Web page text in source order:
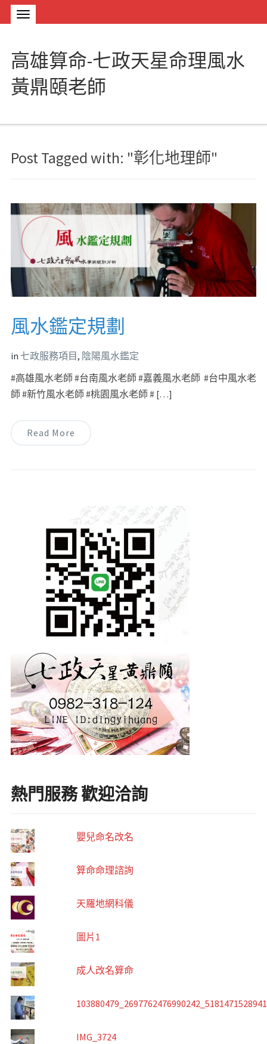
高雄算命-七政天星命理風水
黃鼎頤老師
Post Tagged with: "彰化地理師"
風水鑑定規劃
in 七政服務項目 , 陰陽風水鑑定
#高雄風水老師 #台南風水老師 #嘉義風水老師 #台中風水老
師 #新竹風水老師 #桃園風水老師 # […]
Read More
熱門服務 歡迎洽詢
嬰兒命名改名
算命命理諮詢
天羅地網科儀
圖片1
成人改名算命
IMG_3724